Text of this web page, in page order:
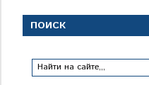
1
1924
года
ПОИСК